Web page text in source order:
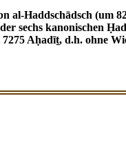
sechs kanonischen
Aḥadīṯ, d.h. ohne